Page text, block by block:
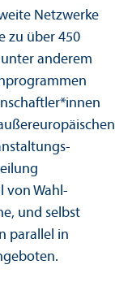
Netzwerke
zu über 450
anderem
von Wahl­
und selbst
parallel in